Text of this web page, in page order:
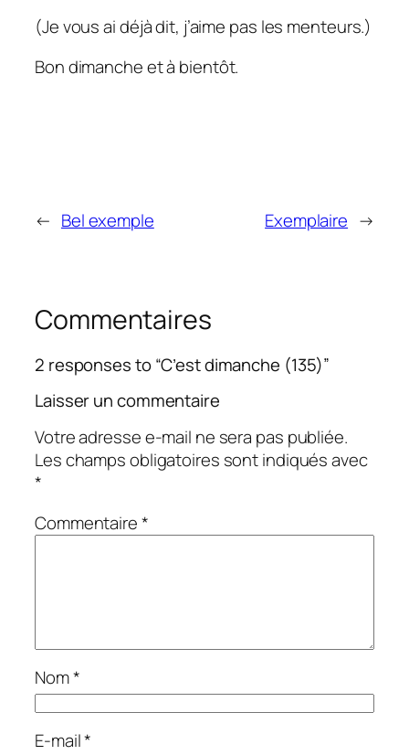
(Je vous ai déjà dit, j’aime pas les menteurs.)
Bon dimanche et à bientôt.
← Bel exemple Exemplaire →
Commentaires
2 responses to “C’est dimanche (135)”
Laisser un commentaire
Votre adresse e-mail ne sera pas publiée.
Les champs obligatoires sont indiqués avec
*
Commentaire*
Nom*
E-mail*